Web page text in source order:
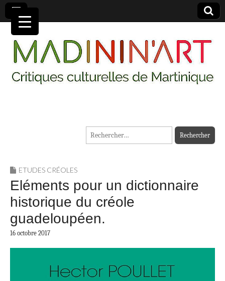
MADININ'ART
Rechercher :
ETUDES CRÉOLES
Eléments pour un dictionnaire
historique du créole
guadeloupéen.
16 octobre 2017